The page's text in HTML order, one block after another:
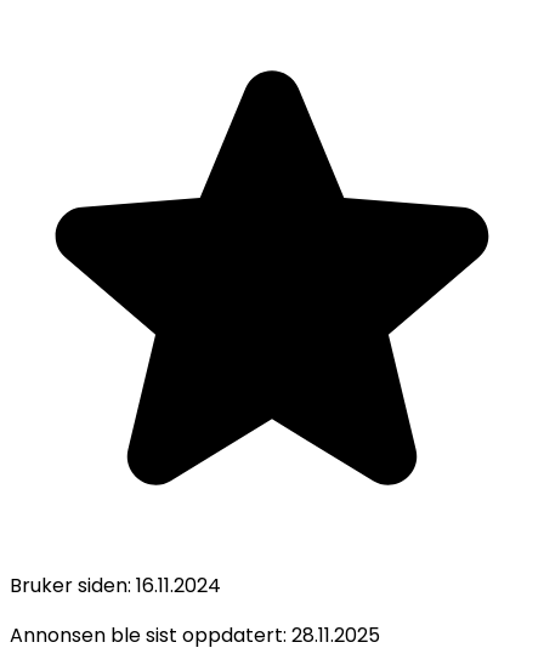
Bruker siden: 16.11.2024
Annonsen ble sist oppdatert: 28.11.2025